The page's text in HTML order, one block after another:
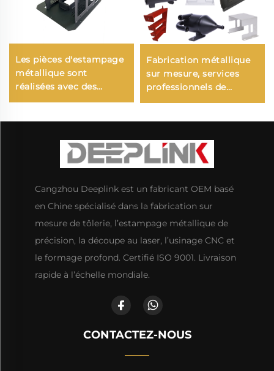
Les pièces d'estampage
métallique sont
réalisées avec des
pièces estampées en
moules et matrices
d'estampage métallique
Fabrication métallique
sur mesure, services
professionnels de
soudage, fabrication sur
Cangzhou Deeplink est un fabricant OEM basé
en Chine spécialisé dans la fabrication sur
mesure de tôlerie, l’estampage métallique de
précision, la découpe au laser, l’usinage CNC et
le formage profond. Certifié ISO 9001. Livraison
rapide à l’échelle mondiale.
CONTACTEZ-NOUS